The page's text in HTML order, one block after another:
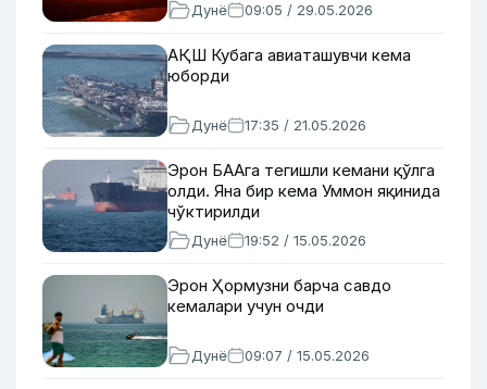
Дунё 09:05 / 29.05.2026
АҚШ Кубага авиаташувчи кема
юборди
Дунё 17:35 / 21.05.2026
Эрон БААга тегишли кемани қўлга
олди. Яна бир кема Уммон яқинида
чўктирилди
Дунё 19:52 / 15.05.2026
Эрон Ҳормузни барча савдо
кемалари учун очди
Дунё 09:07 / 15.05.2026